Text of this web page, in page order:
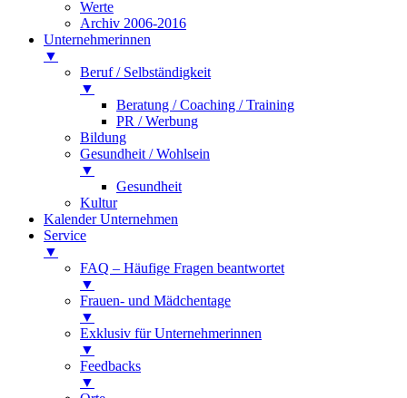
Werte
Archiv 2006-2016
Unternehmerinnen
▼
Beruf / Selbständigkeit
▼
Beratung / Coaching / Training
PR / Werbung
Bildung
Gesundheit / Wohlsein
▼
Gesundheit
Kultur
Kalender Unternehmen
Service
▼
FAQ – Häufige Fragen beantwortet
▼
Frauen- und Mädchentage
▼
Exklusiv für Unternehmerinnen
▼
Feedbacks
▼